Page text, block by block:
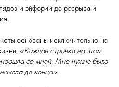
и эйфории до разрыва и
основаны исключительно на
«Каждая строчка на этом
со мной. Мне нужно было
до конца».